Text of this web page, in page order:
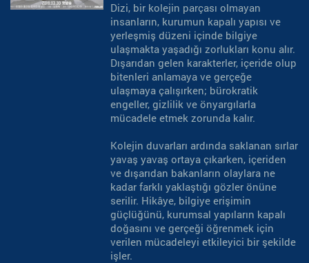
Dizi, bir kolejin parçası olmayan
insanların, kurumun kapalı yapısı ve
yerleşmiş düzeni içinde bilgiye
ulaşmakta yaşadığı zorlukları konu alır.
Dışarıdan gelen karakterler, içeride olup
bitenleri anlamaya ve gerçeğe
ulaşmaya çalışırken; bürokratik
engeller, gizlilik ve önyargılarla
mücadele etmek zorunda kalır.
Kolejin duvarları ardında saklanan sırlar
yavaş yavaş ortaya çıkarken, içeriden
ve dışarıdan bakanların olaylara ne
kadar farklı yaklaştığı gözler önüne
serilir. Hikâye, bilgiye erişimin
güçlüğünü, kurumsal yapıların kapalı
doğasını ve gerçeği öğrenmek için
verilen mücadeleyi etkileyici bir şekilde
işler.